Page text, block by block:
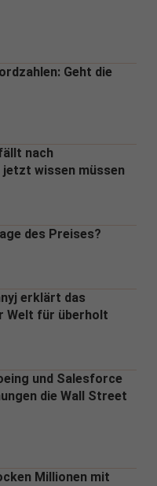
Geht die
nach
jetzt wissen müssen
des Preises?
erklärt das
Welt für überholt
und Salesforce
die Wall Street
Millionen mit